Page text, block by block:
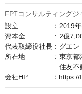
FPTコンサルティングジ
設立　　　　　：2019年
資本金　　　　：2億
代表取締役社長：グエン
所在地　　　　：東京
住友不動産東京
会社HP　　　  ：